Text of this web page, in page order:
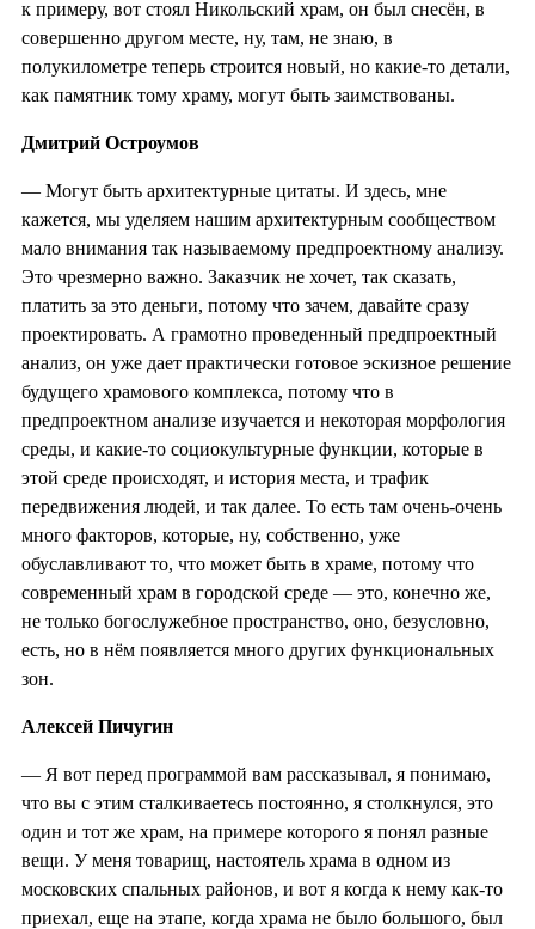
к примеру, вот стоял Никольский храм, он был снесён, в
совершенно другом месте, ну, там, не знаю, в
полукилометре теперь строится новый, но какие-то детали,
как памятник тому храму, могут быть заимствованы.
Дмитрий Остроумов
— Могут быть архитектурные цитаты. И здесь, мне
кажется, мы уделяем нашим архитектурным сообществом
мало внимания так называемому предпроектному анализу.
Это чрезмерно важно. Заказчик не хочет, так сказать,
платить за это деньги, потому что зачем, давайте сразу
проектировать. А грамотно проведенный предпроектный
анализ, он уже дает практически готовое эскизное решение
будущего храмового комплекса, потому что в
предпроектном анализе изучается и некоторая морфология
среды, и какие-то социокультурные функции, которые в
этой среде происходят, и история места, и трафик
передвижения людей, и так далее. То есть там очень-очень
много факторов, которые, ну, собственно, уже
обуславливают то, что может быть в храме, потому что
современный храм в городской среде — это, конечно же,
не только богослужебное пространство, оно, безусловно,
есть, но в нём появляется много других функциональных
зон.
Алексей Пичугин
— Я вот перед программой вам рассказывал, я понимаю,
что вы с этим сталкиваетесь постоянно, я столкнулся, это
один и тот же храм, на примере которого я понял разные
вещи. У меня товарищ, настоятель храма в одном из
московских спальных районов, и вот я когда к нему как-то
приехал, еще на этапе, когда храма не было большого, был